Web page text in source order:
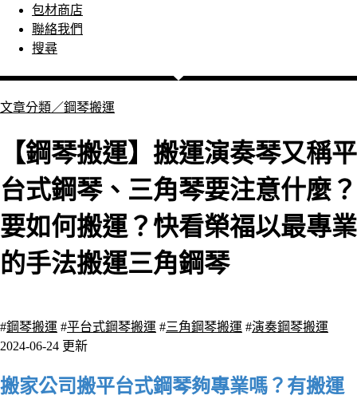
包材商店
聯絡我們
搜尋
文章分類／鋼琴搬運
【鋼琴搬運】搬運演奏琴又稱平
台式鋼琴、三角琴要注意什麼？
要如何搬運？快看榮福以最專業
的手法搬運三角鋼琴
#鋼琴搬運 #平台式鋼琴搬運 #三角鋼琴搬運 #演奏鋼琴搬運
2024-06-24 更新
搬家公司搬平台式鋼琴夠專業嗎？有搬運